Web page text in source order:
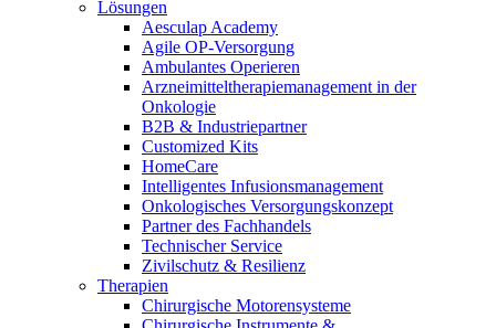
Zahnmedizin
Robotische Chirurgie
B. Braun HomeCare
Wir koordinieren Ihre medizinische Versorgung, wenn Sie aus
dem Krankenhaus entlassen werden.
Lösungen
Aesculap Academy
Agile OP-Versorgung
Ambulantes Operieren
Arzneimitteltherapiemanagement in der
Onkologie​
B2B & Industriepartner
Customized Kits
HomeCare
Intelligentes Infusionsmanagement
Onkologisches Versorgungskonzept
Partner des Fachhandels
Technischer Service
Zivilschutz & Resilienz
Therapien
Chirurgische Motorensysteme